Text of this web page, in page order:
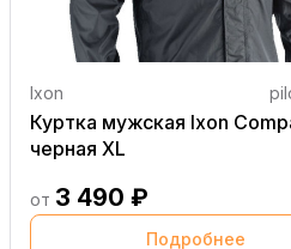
Ixon
Куртка мужская Ixon
черная XL
от 3 490 ₽
Подробнее